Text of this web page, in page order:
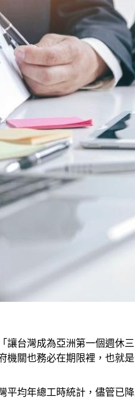
讓台灣成為亞洲第一個週休三
機關也務必在期限裡，也就
平均年總工時統計，儘管